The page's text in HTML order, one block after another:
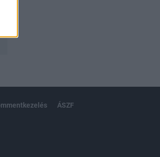
ÁSZF